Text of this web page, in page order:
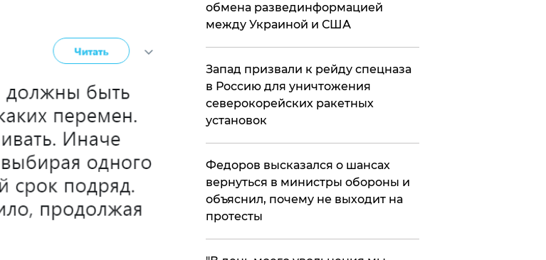
обмена развединформацией
между Украиной и США
Запад призвали к рейду спецназа
в Россию для уничтожения
северокорейских ракетных
установок
Федоров высказался о шансах
вернуться в министры обороны и
объяснил, почему не выходит на
протесты